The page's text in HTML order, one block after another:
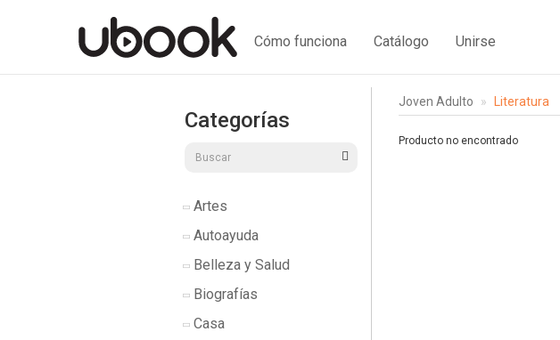
Cómo funciona Catálogo Unirse
Categorías
Artes
Autoayuda
Belleza y Salud
Biografías
Casa
Joven Adulto Literatura
Producto no encontrado